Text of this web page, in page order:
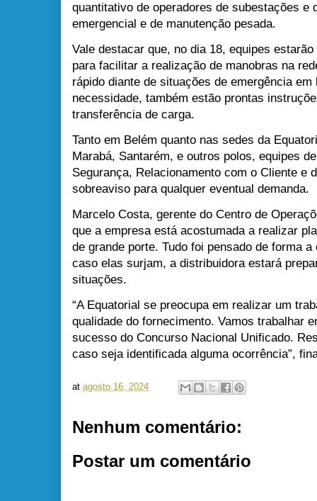
quantitativo de operadores de subestações e
emergencial e de manutenção pesada.
Vale destacar que, no dia 18, equipes
para facilitar a realização de manobras na
rápido diante de situações de emergência
necessidade, também estão prontas
transferência de carga.
Tanto em Belém quanto nas sedes da
Marabá, Santarém, e outros polos, equipes
Segurança, Relacionamento com o Cliente e
sobreaviso para qualquer eventual demanda.
Marcelo Costa, gerente do Centro de
que a empresa está acostumada a realizar
de grande porte. Tudo foi pensado de forma
caso elas surjam, a distribuidora estará
situações.
“A Equatorial se preocupa em realizar um
qualidade do fornecimento. Vamos trabalhar
sucesso do Concurso Nacional Unificado.
caso seja identificada alguma ocorrência”,
at agosto 16, 2024
Nenhum comentário:
Postar um comentário